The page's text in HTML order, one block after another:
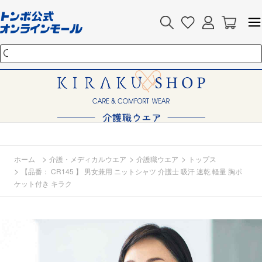
ホーム > 介護・メディカルウエア > 介護職ウエア > トップス
>
【品番： CR145 】 男女兼用 ニットシャツ 介護士 吸汗 速乾 軽量 胸ポ
ケット付き キラク